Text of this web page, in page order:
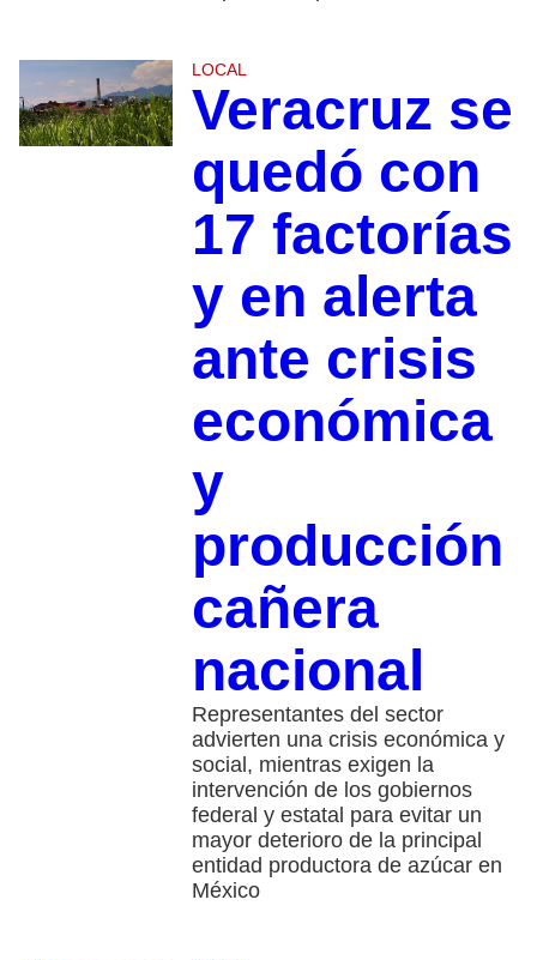
LOCAL
Veracruz se
quedó con
17 factorías
y en alerta
ante crisis
económica
y
producción
cañera
nacional
Representantes del sector
advierten una crisis económica y
social, mientras exigen la
intervención de los gobiernos
federal y estatal para evitar un
mayor deterioro de la principal
entidad productora de azúcar en
México